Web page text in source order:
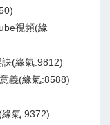
視頻(緣
(緣氣:9812)
義(緣氣:8588)
氣:9372)